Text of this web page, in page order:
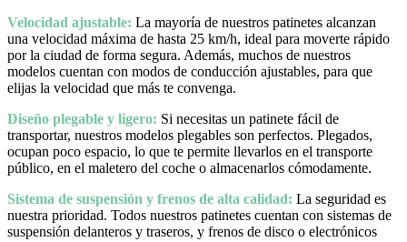
Velocidad ajustable: La mayoría de nuestros patinetes alcanzan
una velocidad máxima de hasta 25 km/h, ideal para moverte rápido
por la ciudad de forma segura. Además, muchos de nuestros
modelos cuentan con modos de conducción ajustables, para que
elijas la velocidad que más te convenga.
Diseño plegable y ligero: Si necesitas un patinete fácil de
transportar, nuestros modelos plegables son perfectos. Plegados,
ocupan poco espacio, lo que te permite llevarlos en el transporte
público, en el maletero del coche o almacenarlos cómodamente.
Sistema de suspensión y frenos de alta calidad: La seguridad es
nuestra prioridad. Todos nuestros patinetes cuentan con sistemas de
suspensión delanteros y traseros, y frenos de disco o electrónicos